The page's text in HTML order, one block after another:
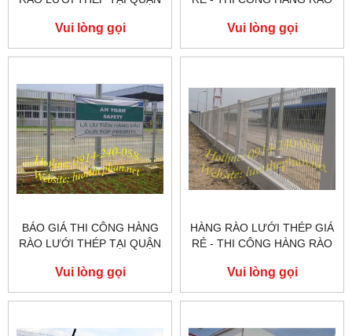
Vui lòng gọi Vui lòng gọi
BÁO GIÁ THI CÔNG HÀNG
RÀO LƯỚI THÉP TẠI QUẬN
Vui lòng gọi
HÀNG RÀO LƯỚI THÉP GIÁ
RẺ - THI CÔNG HÀNG RÀO
Vui lòng gọi